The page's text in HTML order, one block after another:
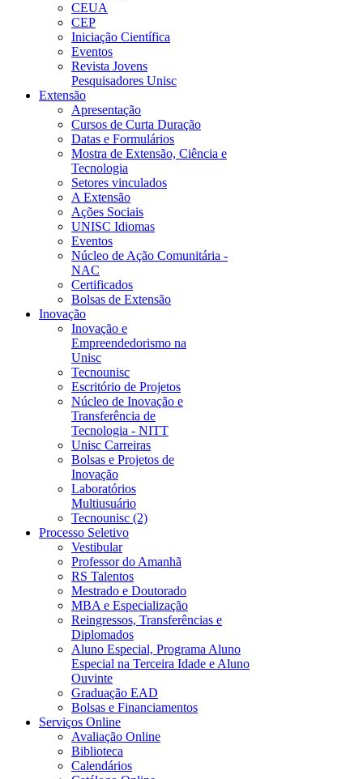
CEUA
CEP
Iniciação Científica
Eventos
Revista Jovens
Pesquisadores Unisc
Extensão
Apresentação
Cursos de Curta Duração
Datas e Formulários
Mostra de Extensão, Ciência e
Tecnologia
Setores vinculados
A Extensão
Ações Sociais
UNISC Idiomas
Eventos
Núcleo de Ação Comunitária -
NAC
Certificados
Bolsas de Extensão
Inovação
Inovação e
Empreendedorismo na
Unisc
Tecnounisc
Escritório de Projetos
Núcleo de Inovação e
Transferência de
Tecnologia - NITT
Unisc Carreiras
Bolsas e Projetos de
Inovação
Laboratórios
Multiusuário
Tecnounisc (2)
Processo Seletivo
Vestibular
Professor do Amanhã
RS Talentos
Mestrado e Doutorado
MBA e Especialização
Reingressos, Transferências e
Diplomados
Aluno Especial, Programa Aluno
Especial na Terceira Idade e Aluno
Ouvinte
Graduação EAD
Bolsas e Financiamentos
Serviços Online
Avaliação Online
Biblioteca
Calendários